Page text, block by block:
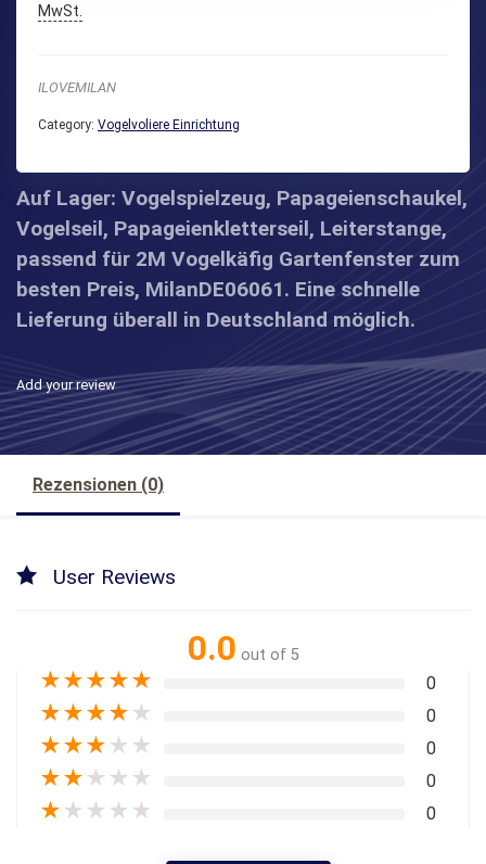
MwSt.
ILOVEMILAN
Category: Vogelvoliere Einrichtung
Auf Lager: Vogelspielzeug, Papageienschaukel,
Vogelseil, Papageienkletterseil, Leiterstange,
passend für 2M Vogelkäfig Gartenfenster zum
besten Preis, MilanDE06061. Eine schnelle
Lieferung überall in Deutschland möglich.
Add your review
Rezensionen (0)
User Reviews
0.0 out of 5
★★★★★ 0
★★★★ ★ 0
★★★ ★ ★ 0
★★ ★ ★ ★ 0
★ ★ ★ ★ ★ 0